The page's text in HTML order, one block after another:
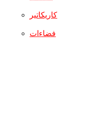
كاريكاتير
فضاءات